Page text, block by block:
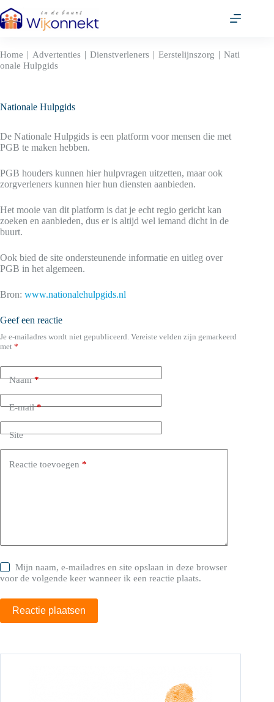
naar
de
Home | Advertenties | Dienstverleners | Eerstelijnszorg | Nati
onale Hulpgids
Nationale Hulpgids
De Nationale Hulpgids is een platform voor mensen die met
PGB te maken hebben.
PGB houders kunnen hier hulpvragen uitzetten, maar ook
zorgverleners kunnen hier hun diensten aanbieden.
Het mooie van dit platform is dat je echt regio gericht kan
zoeken en aanbieden, dus er is altijd wel iemand dicht in de
buurt.
Ook bied de site ondersteunende informatie en uitleg over
PGB in het algemeen.
Bron: www.nationalehulpgids.nl
Geef een reactie
Je e-mailadres wordt niet gepubliceerd. Vereiste velden zijn gemarkeerd
met *
Naam*
E-mail*
Site
Reactie toevoegen *
Mijn naam, e-mailadres en site opslaan in deze browser
voor de volgende keer wanneer ik een reactie plaats.
Reactie plaatsen